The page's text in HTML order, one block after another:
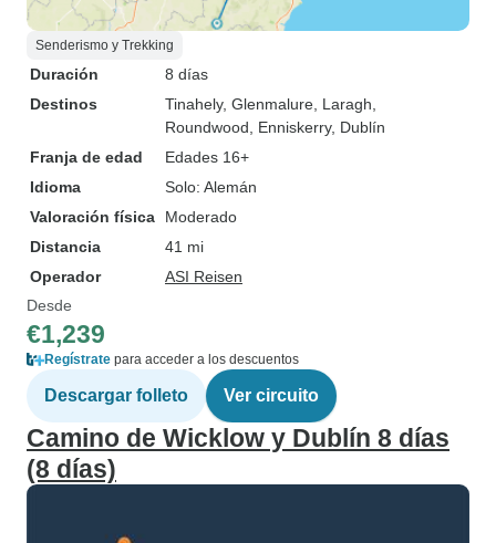
Senderismo y Trekking
Duración
8 días
Destinos
Tinahely, Glenmalure , Laragh
Roundwood , Enniskerry, Dublín
Franja de edad
Edades 16+
Idioma
Solo: Alemán
Valoración física
Moderado
Distancia
41 mi
Operador
ASI Reisen
Desde
€1,239
Regístrate para acceder a los descuentos
Descargar folleto Ver circuito
Camino de Wicklow y Dublín 8 días
(8 días)